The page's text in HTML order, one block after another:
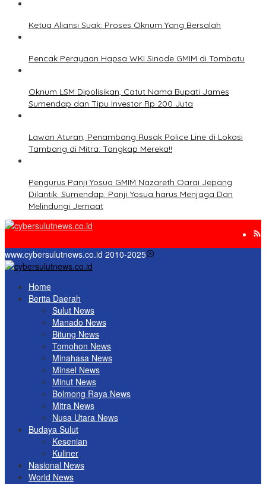
Ketua Aliansi Suak: Proses Oknum Yang Bersalah
Pencak Perayaan Hapsa WKI Sinode GMIM di Tombatu
Oknum LSM Dipolisikan, Catut Nama Bupati James
Sumendap dan Tipu Investor Rp 200 Juta
Lawan Aturan, Penambang Rusak Police Line di Lokasi
Tambang di Mitra: Tangkap Mereka!!
Pengurus Panji Yosua GMIM Nazareth Oarai Jepang
Dilantik. Sumendap: Panji Yosua harus Menjaga Dan
Melindungi Jemaat
www.cybersulutnews.co.id 2010-2025
Home
Berita Daerah
Sulut News
Manado News
Bitung News
Tomohon News
Minahasa News
Minsel News
Minut News
Bolmong Raya News
Mitra News
Nusa Utara News
Budaya Sulut
Kesenian
Kuliner
Nasional News
World News